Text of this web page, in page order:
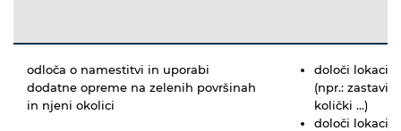
odloča o namestitvi in uporabi
dodatne opreme na zelenih površinah
in njeni okolici
določi
(npr.:
količki …)
določi